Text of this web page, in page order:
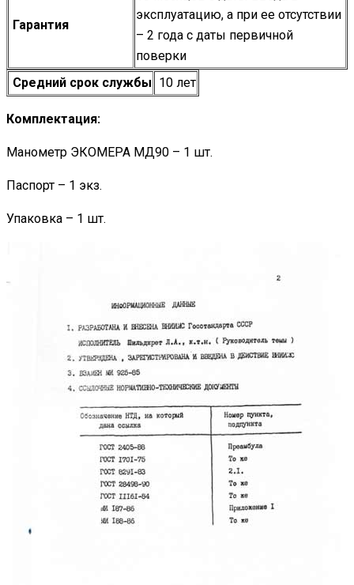
Гарантия
эксплуатацию, а при ее отсутствии
– 2 года с даты первичной
поверки
Средний срок службы 10 лет
Комплектация:
Манометр ЭКОМЕРА МД90 – 1 шт.
Паспорт – 1 экз.
Упаковка – 1 шт.